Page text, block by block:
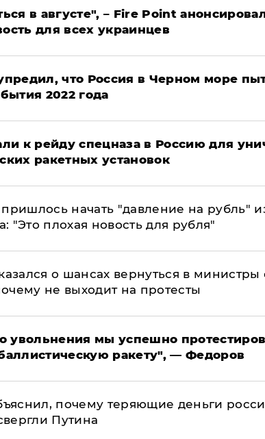
в августе", – Fire Point
для всех украинцев
что Россия в Черном море
2022 года
к рейду спецназа в Россию для
ракетных установок
начать "давление на рубль"
"Это плохая новость для рубля"
о шансах вернуться в
не выходит на протесты
увольнения мы успешно
ракету", — Федоров
почему теряющие деньги
Путина